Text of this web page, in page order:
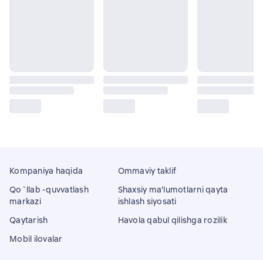
Kompaniya haqida
Qo`llab -quvvatlash
markazi
Qaytarish
Mobil ilovalar
Ommaviy taklif
Shaxsiy ma'lumotlarni qayta
ishlash siyosati
Havola qabul qilishga rozilik